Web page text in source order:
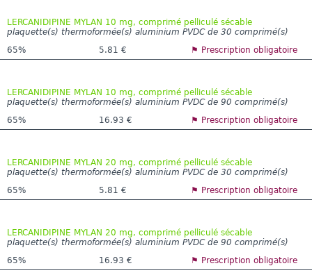
LERCANIDIPINE MYLAN 10 mg, comprimé pelliculé sécable
plaquette(s) thermoformée(s) aluminium PVDC de 30 comprimé(s)
65%
5.81 € ⚑ Prescription obligatoire
LERCANIDIPINE MYLAN 10 mg, comprimé pelliculé sécable
plaquette(s) thermoformée(s) aluminium PVDC de 90 comprimé(s)
65%
16.93 € ⚑ Prescription obligatoire
LERCANIDIPINE MYLAN 20 mg, comprimé pelliculé sécable
plaquette(s) thermoformée(s) aluminium PVDC de 30 comprimé(s)
65%
5.81 € ⚑ Prescription obligatoire
LERCANIDIPINE MYLAN 20 mg, comprimé pelliculé sécable
plaquette(s) thermoformée(s) aluminium PVDC de 90 comprimé(s)
65%
16.93 € ⚑ Prescription obligatoire